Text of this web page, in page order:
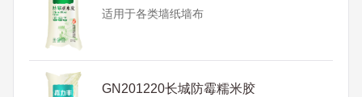
适用于各类墙纸墙布
GN201220长城防霉糯米胶